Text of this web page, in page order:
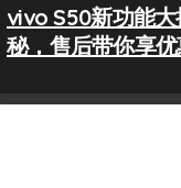
vivo S50新功能大
秘，售后带你享优